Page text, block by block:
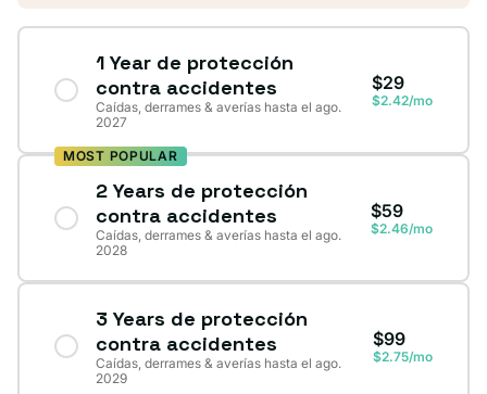
1 Year de protección
contra accidentes
Caídas, derrames & averías hasta el ago.
2027
$29
$2.42/mo
MOST POPULAR
2 Years de protección
contra accidentes
Caídas, derrames & averías hasta el ago.
2028
$59
$2.46/mo
3 Years de protección
contra accidentes
Caídas, derrames & averías hasta el ago.
2029
$99
$2.75/mo